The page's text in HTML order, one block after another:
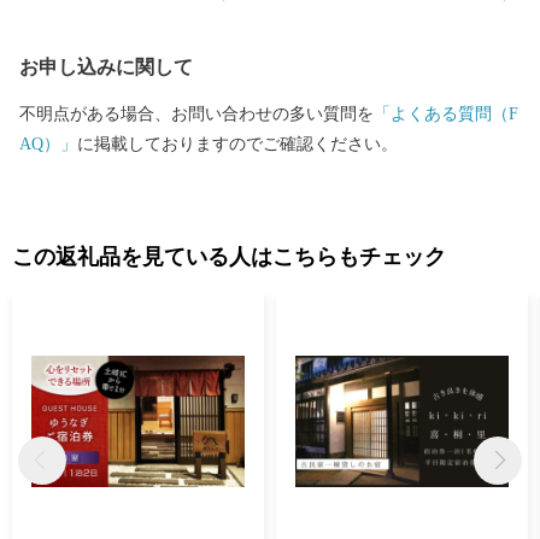
市像に、さまざまな施策を着実に進めていくことで、その実現に
向けて取り組んでいます。 川越市にゆかりのある方、川越市を
応援したい方 ご支援をよろしくお願いします。
お申し込みに関して
不明点がある場合、お問い合わせの多い質問を 「よくある質問（F
AQ）」 に掲載しておりますのでご確認ください。
この返礼品を見ている人はこちらもチェック